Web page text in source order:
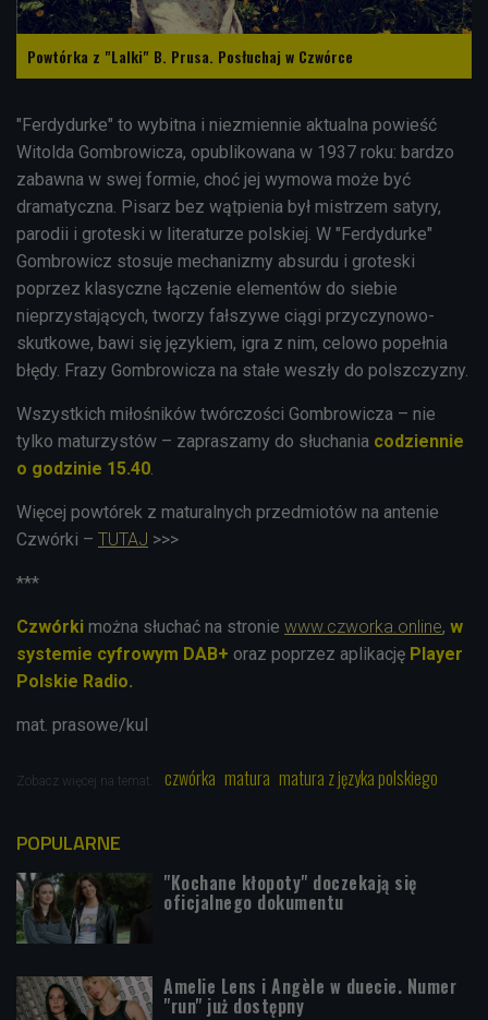
Powtórka z "Lalki" B. Prusa. Posłuchaj w Czwórce
"Ferdydurke" to wybitna i niezmiennie aktualna powieść
Witolda Gombrowicza, opublikowana w 1937 roku: bardzo
zabawna w swej formie, choć jej wymowa może być
dramatyczna. Pisarz bez wątpienia był mistrzem satyry,
parodii i groteski w literaturze polskiej. W "Ferdydurke"
Gombrowicz stosuje mechanizmy absurdu i groteski
poprzez klasyczne łączenie elementów do siebie
nieprzystających, tworzy fałszywe ciągi przyczynowo-
skutkowe, bawi się językiem, igra z nim, celowo popełnia
błędy. Frazy Gombrowicza na stałe weszły do polszczyzny.
Wszystkich miłośników twórczości Gombrowicza – nie
tylko maturzystów – zapraszamy do słuchania codziennie
o godzinie 15.40
Więcej powtórek z maturalnych przedmiotów na antenie
Czwórki – TUTAJ >>>
***
Czwórki można słuchać na stronie www.czworka.online, w
systemie cyfrowym DAB+ oraz poprzez aplikację Player
Polskie Radio.
mat. prasowe/kul
Zobacz więcej na temat: czwórka matura matura z języka polskiego
POPULARNE
"Kochane kłopoty" doczekają się
oficjalnego dokumentu
Amelie Lens i Angèle w duecie. Numer
"run" już dostępny